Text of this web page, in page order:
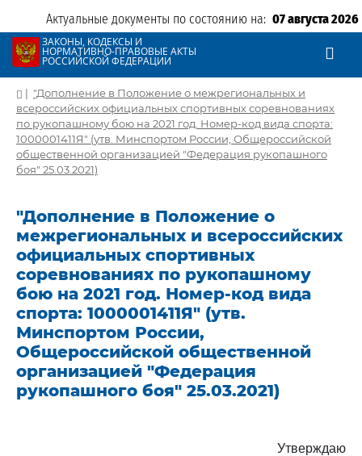
Актуальные документы по состоянию на: 07 августа 2026
ЗАКОНЫ, КОДЕКСЫ И
НОРМАТИВНО-ПРАВОВЫЕ АКТЫ
РОССИЙСКОЙ ФЕДЕРАЦИИ
| "Дополнение в Положение о межрегиональных и
всероссийских официальных спортивных соревнованиях
по рукопашному бою на 2021 год. Номер-код вида спорта:
1000001411Я" (утв. Минспортом России, Общероссийской
общественной организацией "Федерация рукопашного
боя" 25.03.2021)
"Дополнение в Положение о
межрегиональных и всероссийских
официальных спортивных
соревнованиях по рукопашному
бою на 2021 год. Номер-код вида
спорта: 1000001411Я" (утв.
Минспортом России,
Общероссийской общественной
организацией "Федерация
рукопашного боя" 25.03.2021)
Утверждаю